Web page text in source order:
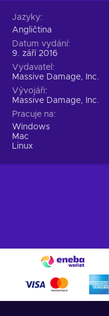
Jazyky
Angličtina
Datum vydání
9. září 2016
Vydavatel
Massive Damage, Inc.
Vývojáři
Massive Damage, Inc.
Pracuje na
Windows
Mac
Linux